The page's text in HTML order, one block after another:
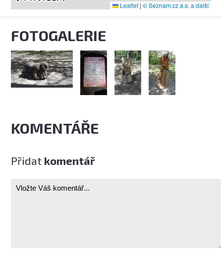
Leaflet | © Seznam.cz a.s. a další
FOTOGALERIE
KOMENTÁŘE
Přidat komentář